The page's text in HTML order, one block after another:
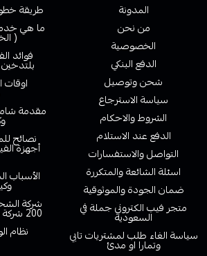
المدونة
من نحن
الخصوصية
الدفع البنكي
شحن وتوصيل
سياسة الاسترجاع
الشروط والاحكام
الدفع عند الاستلام
التواصل والاستفسارات
اسئلة الشائعة والمتكررة
ضمان الجودة والموثوقية
متجر فيب الكتروني جملة في
السعودية
سياسة الغاء طلب لمشتريات تابي
وتمارا او مدئ
طريقة
(
فوائد
مقدمة
نصائح
أجهزة
الأسباب
شركة
200 شركة شحن داخلية ودولية
نظام